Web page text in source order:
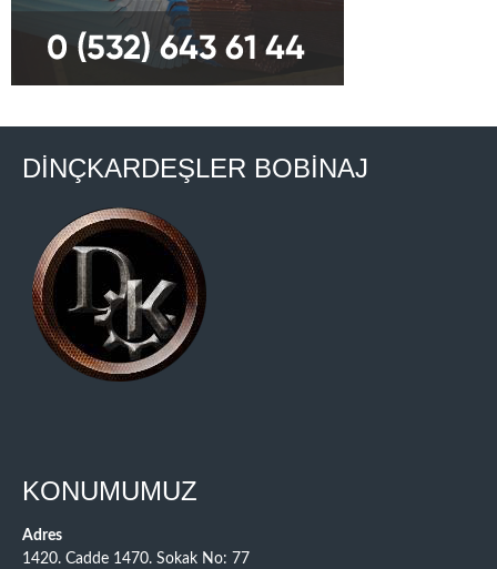
DİNÇKARDEŞLER BOBİNAJ
KONUMUMUZ
Adres
1420. Cadde 1470. Sokak No: 77